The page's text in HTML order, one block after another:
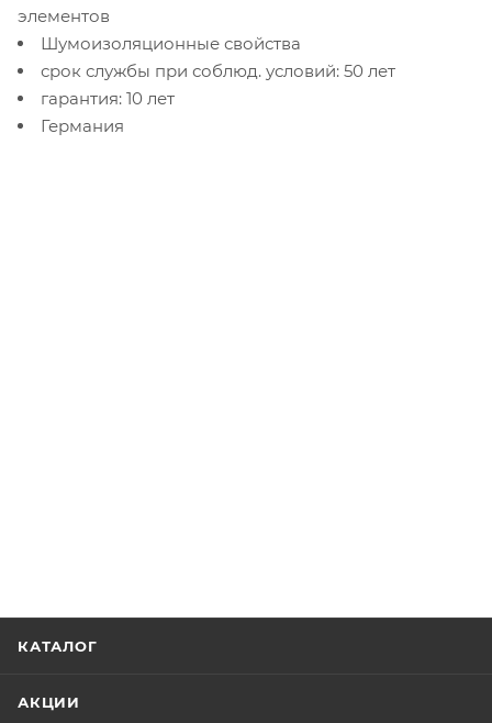
элементов
Шумоизоляционные свойства
срок службы при соблюд. условий: 50 лет
гарантия: 10 лет
Германия
КАТАЛОГ
АКЦИИ